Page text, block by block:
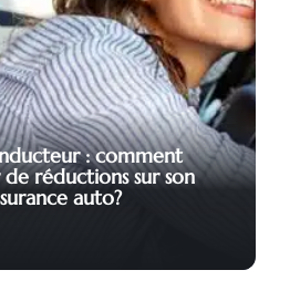
: comment
réductions sur son
auto?